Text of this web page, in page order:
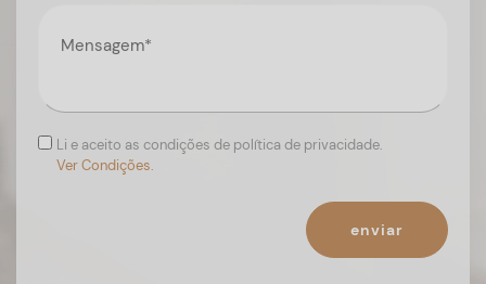
Li e aceito as condições de política de privacidade.
Ver Condições.
enviar